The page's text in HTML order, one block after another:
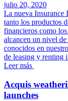
julio 20, 2020
La nueva Insurance
tanto los productos
financieros como
alcancen un nivel
conocidos en
de leasing y renting
Leer más
Acquis
launches